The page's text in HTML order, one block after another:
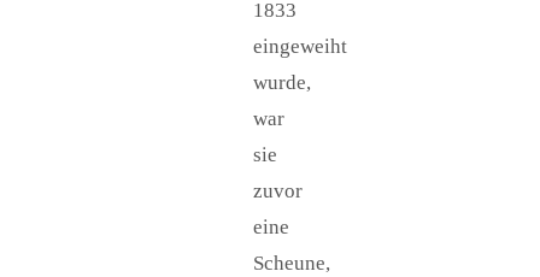
1833
eingeweiht
wurde,
war
sie
zuvor
eine
Scheune,